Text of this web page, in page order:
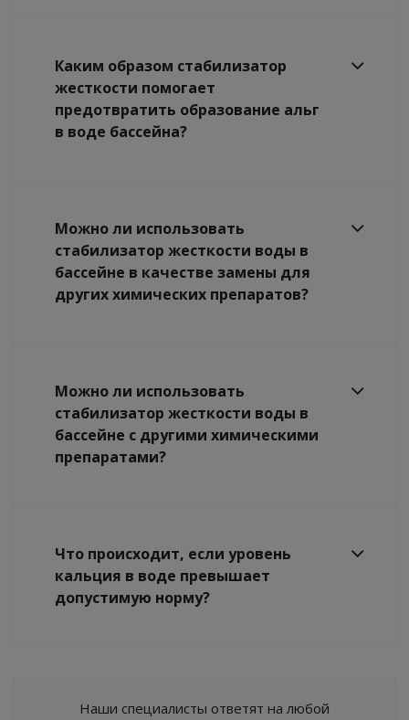
Каким образом стабилизатор
жесткости помогает
предотвратить образование альг
в воде бассейна?
Можно ли использовать
стабилизатор жесткости воды в
бассейне в качестве замены для
других химических препаратов?
Можно ли использовать
стабилизатор жесткости воды в
бассейне с другими химическими
препаратами?
Что происходит, если уровень
кальция в воде превышает
допустимую норму?
Наши специалисты ответят на любой